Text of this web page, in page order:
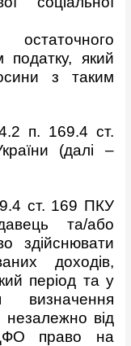
податку, який
з таким
п. 169.4 ст.
(далі –
ст. 169 ПКУ
та/або
здійснювати
доходів,
період та у
визначення
незалежно від
право на